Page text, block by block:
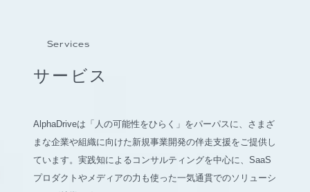
Services
サービス
AlphaDriveは「人の可能性をひらく」をパーパスに、さまざ
まな企業や組織に向けた新規事業開発の伴走支援をご提供し
ています。実践知によるコンサルティングを中心に、SaaS
プロダクトやメディアの力も使った一気通貫でのソリューシ